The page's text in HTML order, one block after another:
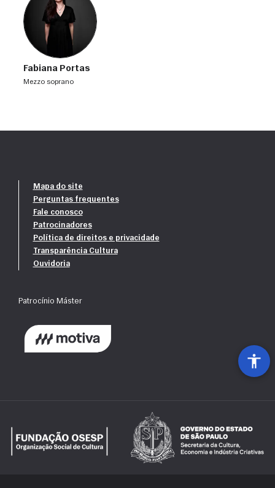
Fabiana Portas
mezzo soprano
Mapa do site
Perguntas frequentes
Fale conosco
Patrocinadores
Política de direitos e privacidade
Transparência Cultura
Ouvidoria